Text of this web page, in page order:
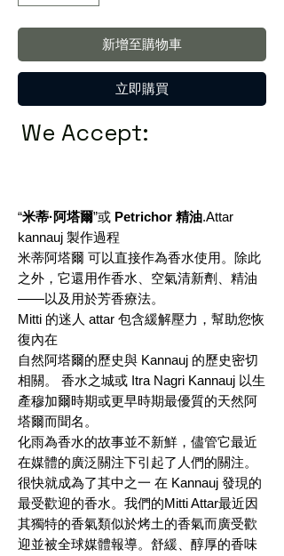
新增至購物車
立即購買
We Accept:
“米蒂·阿塔爾”或 Petrichor 精油.Attar
kannauj 製作過程
米蒂阿塔爾 可以直接作為香水使用。除此
之外，它還用作香水、空氣清新劑、精油
——以及用於芳香療法。
Mitti 的迷人 attar 包含緩解壓力，幫助您恢
復內在
自然阿塔爾的歷史與 Kannauj 的歷史密切
相關。 香水之城或 Itra Nagri Kannauj 以生
產穆加爾時期或更早時期最優質的天然阿
塔爾而聞名。
化雨為香水的故事並不新鮮，儘管它最近
在媒體的廣泛關注下引起了人們的關注。
很快就成為了其中之一 在 Kannauj 發現的
最受歡迎的香水。我們的Mitti Attar最近因
其獨特的香氣類似於烤土的香氣而廣受歡
迎並被全球媒體報導。舒緩、醇厚的香味